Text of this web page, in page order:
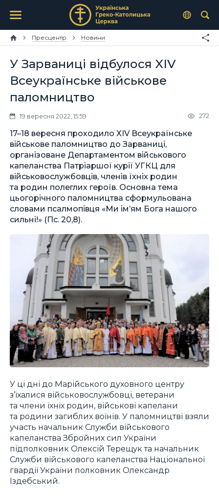
Пресцентр Новини
У Зарваниці відбулося XIV
Всеукраїнське військове
паломництво
19 вересня 2022, 15:59 272
17–18 вересня проходило ХIV Всеукраїнське
військове паломництво до Зарваниці,
організоване Департаментом військового
капеланства Патріаршої курії УГКЦ для
військовослужбовців, членів їхніх родин
та родин полеглих героїв. Основна тема
цьогорічного паломництва сформульована
словами псалмопівця «Ми ім’ям Бога нашого
сильні!» (Пс. 20,8).
У ці дні до Марійського духовного центру
з’їхалися військовослужбовці, ветерани
та члени їхніх родин, військові капелани
та родини загиблих воїнів. У паломництві взяли
участь начальник Служби військового
капеланства Збройних сил України
підполковник Олексій Терещук та начальник
Служби військового капеланства Національної
гвардії України полковник Олександр
Іздебський.